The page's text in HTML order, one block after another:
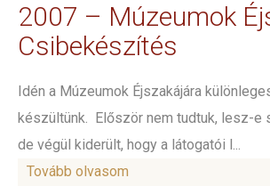
2007 – Múzeumok
Csibekészítés
Idén a Múzeumok Éjszakájára
készültünk. Először nem tudtuk, lesz-e
de végül kiderült, hogy a látogatói l...
Tovább olvasom